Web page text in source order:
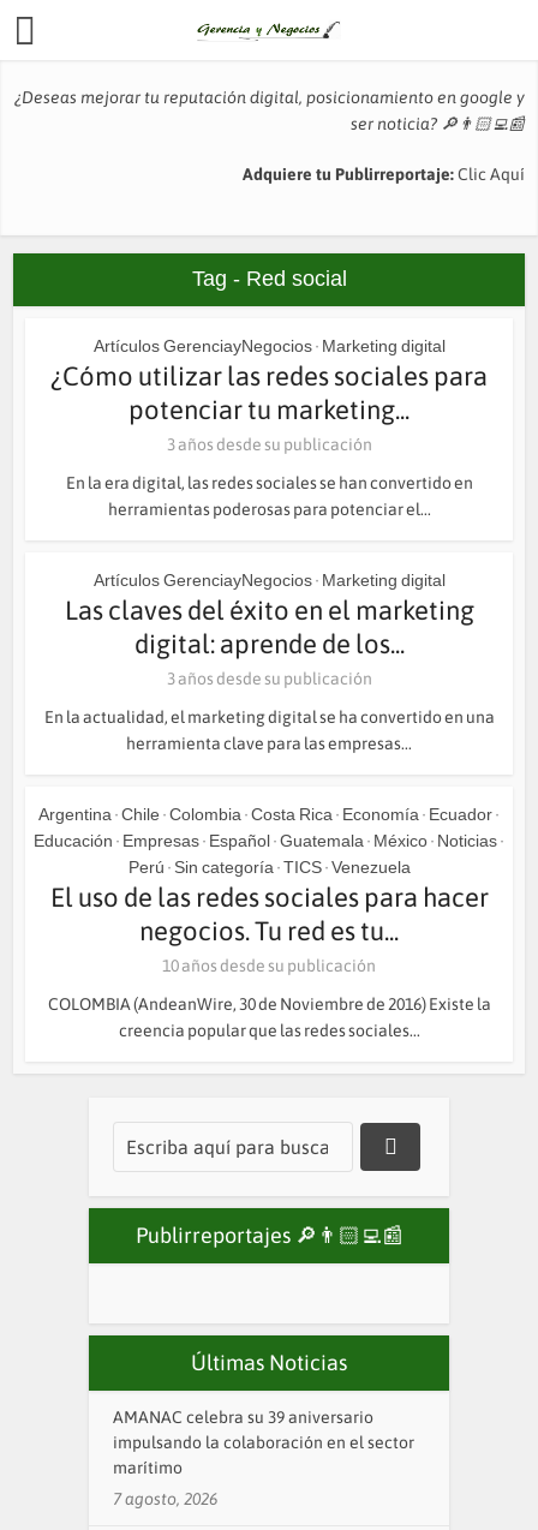
¿Deseas mejorar tu reputación digital, posicionamiento en google y
ser noticia? 🔎👨🏻‍💻📰
Adquiere tu Publirreportaje:Clic Aquí
Tag - Red social
Artículos GerenciayNegocios • Marketing digital
¿Cómo utilizar las redes sociales para
potenciar tu marketing...
3 años desde su publicación
En la era digital, las redes sociales se han convertido en
herramientas poderosas para potenciar el...
Artículos GerenciayNegocios • Marketing digital
Las claves del éxito en el marketing
digital: aprende de los...
3 años desde su publicación
En la actualidad, el marketing digital se ha convertido en una
herramienta clave para las empresas...
Argentina • Chile • Colombia • Costa Rica • Economía • Ecuador •
Educación • Empresas • Español • Guatemala • México • Noticias •
Perú • Sin categoría • TICS • Venezuela
El uso de las redes sociales para hacer
negocios. Tu red es tu...
10 años desde su publicación
COLOMBIA (AndeanWire, 30 de Noviembre de 2016) Existe la
creencia popular que las redes sociales...
Publirreportajes 🔎👨🏻‍💻📰
Últimas Noticias
AMANAC celebra su 39 aniversario
impulsando la colaboración en el sector
marítimo
7 agosto, 2026